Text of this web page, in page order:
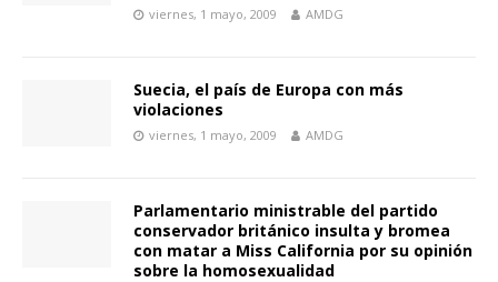
viernes, 1 mayo, 2009 AMDG
Suecia, el país de Europa con más
violaciones
viernes, 1 mayo, 2009 AMDG
Parlamentario ministrable del partido
conservador británico insulta y bromea
con matar a Miss California por su opinión
sobre la homosexualidad